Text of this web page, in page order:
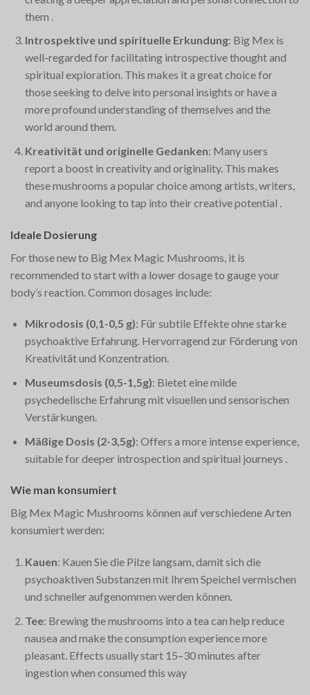
them​
Introspektive und spirituelle Erkundung: Big Mex is
well-regarded for facilitating introspective thought and
spiritual exploration. This makes it a great choice for
those seeking to delve into personal insights or have a
more profound understanding of themselves and the
world around them​.
Kreativität und originelle Gedanken: Many users
report a boost in creativity and originality. This makes
these mushrooms a popular choice among artists, writers,
and anyone looking to tap into their creative potential​ .
Ideale Dosierung
For those new to Big Mex Magic Mushrooms, it is
recommended to start with a lower dosage to gauge your
body’s reaction. Common dosages include:
Mikrodosis (0,1-0,5 g): Für subtile Effekte ohne starke
psychoaktive Erfahrung. Hervorragend zur Förderung von
Kreativität und Konzentration.
Museumsdosis (0,5-1,5g): Bietet eine milde
psychedelische Erfahrung mit visuellen und sensorischen
Verstärkungen.
Mäßige Dosis (2-3,5g): Offers a more intense experience,
suitable for deeper introspection and spiritual journeys​
Wie man konsumiert
Big Mex Magic Mushrooms können auf verschiedene Arten
konsumiert werden:
Kauen: Kauen Sie die Pilze langsam, damit sich die
psychoaktiven Substanzen mit Ihrem Speichel vermischen
und schneller aufgenommen werden können.
Tee: Brewing the mushrooms into a tea can help reduce
nausea and make the consumption experience more
pleasant. Effects usually start 15–30 minutes after
ingestion when consumed this way​